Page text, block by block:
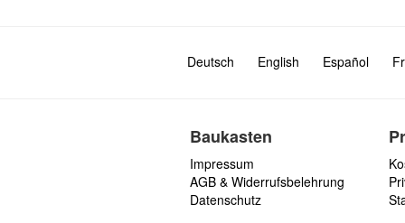
Deutsch English Español
Baukasten
Impressum
AGB & Widerrufsbelehrung
Datenschutz